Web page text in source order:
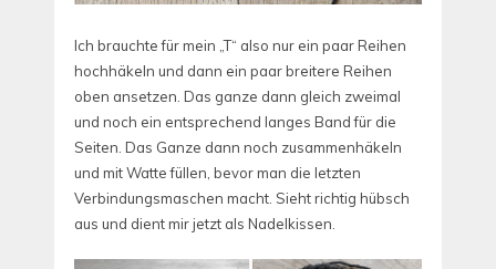
Ich brauchte für mein „T“ also nur ein paar Reihen
hochhäkeln und dann ein paar breitere Reihen
oben ansetzen. Das ganze dann gleich zweimal
und noch ein entsprechend langes Band für die
Seiten. Das Ganze dann noch zusammenhäkeln
und mit Watte füllen, bevor man die letzten
Verbindungsmaschen macht. Sieht richtig hübsch
aus und dient mir jetzt als Nadelkissen.